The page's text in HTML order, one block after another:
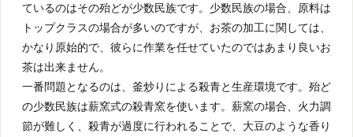
ているのはその殆どが少数民族です。少数民族の場合、原料は
トップクラスの場合が多いのですが、お茶の加工に関しては、
かなり原始的で、彼らに作業を任せていたのではあまり良いお
茶は出来ません。
一番問題となるのは、釜炒りによる殺青と生産環境です。殆ど
の少数民族は薪窯式の殺青窯を使います。薪窯の場合、火力調
節が難しく、殺青が過度に行われることで、大豆のような香り